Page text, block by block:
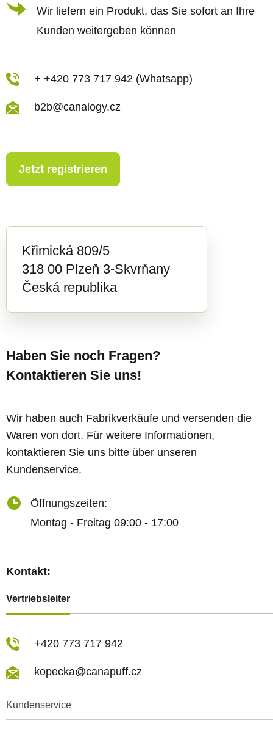
d
e
i
Wir liefern ein Produkt, das Sie sofort an Ihre
Kunden weitergeben können
+ +420 773 717 942 (Whatsapp)
b2b@canalogy.cz
Jetzt registrieren
Křimická 809/5
318 00 Plzeň 3-Skvrňany
Česká republika
Haben Sie noch Fragen?
Kontaktieren Sie uns!
Wir haben auch Fabrikverkäufe und versenden die
Waren von dort. Für weitere Informationen,
kontaktieren Sie uns bitte über unseren
Kundenservice.
Öffnungszeiten:
Montag - Freitag 09:00 - 17:00
Kontakt:
Kundenservice
Vertriebsleiter
+420 773 717 942
kopecka@canapuff.cz